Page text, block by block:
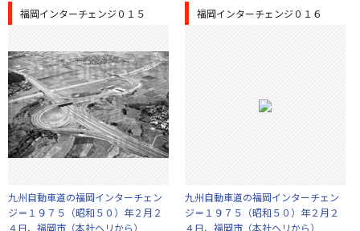
福岡インターチェンジ０１５
九州自動車道の福岡インターチェン
ジ＝１９７５（昭和５０）年２月２
４日、福岡市（本社ヘリから）
福岡インターチェンジ０１６
九州自動車道の福岡インターチェン
ジ＝１９７５（昭和５０）年２月２
４日、福岡市（本社ヘリから）